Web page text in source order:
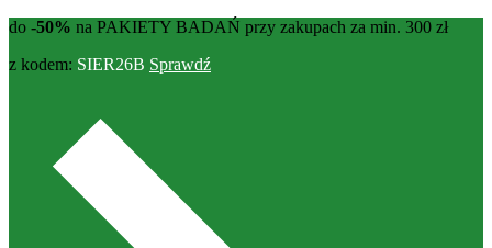
do -50% na PAKIETY BADAŃ przy zakupach za min. 300 zł
z kodem: SIER26B Sprawdź